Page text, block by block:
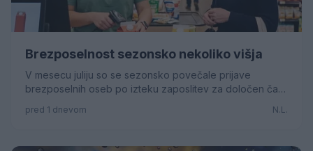
Brezposelnost sezonsko nekoliko višja
V mesecu juliju so se sezonsko povečale prijave
brezposelnih oseb po izteku zaposlitev za določen čas.
primerjavi z junijem poraslo za 2,4 %, na 43.257 oseb. V
vedno manj, in sicer za 1,2 %. V povprečju je bilo v
pred 1 dnevom N.L.